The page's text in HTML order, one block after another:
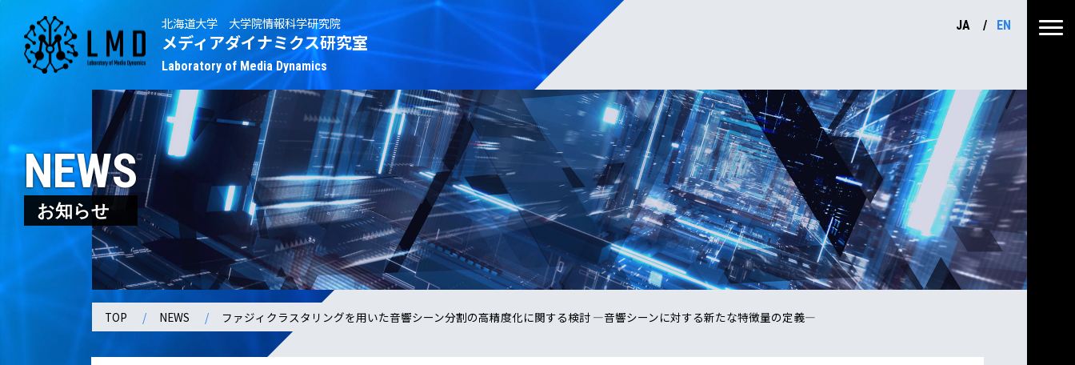
北海道大学 大学院情報科学研究院
メディアダイナミクス研究室
Laboratory of Media Dynamics
JA EN
NEWS
お知らせ
TOP NEWS ファジィクラスタリングを用いた音響シーン分割の高精度化に関する検討 —音響シーンに対する新たな特徴量の定義—